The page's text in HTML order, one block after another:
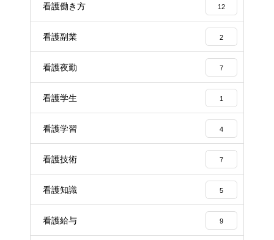
看護働き方 12
看護副業 2
看護夜勤 7
看護学生 1
看護学習 4
看護技術 7
看護知識 5
看護給与 9